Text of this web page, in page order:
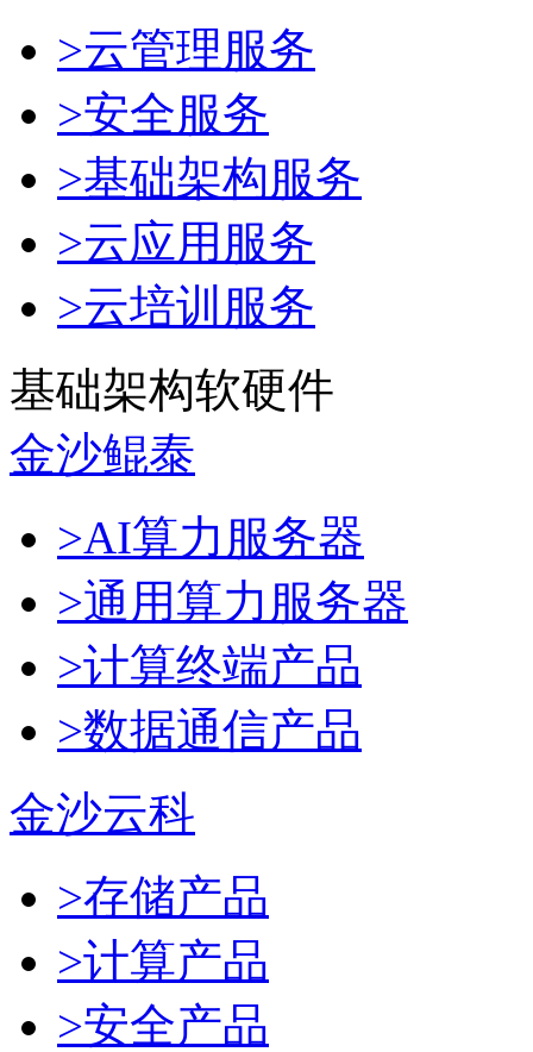
>云管理服务
>安全服务
>基础架构服务
>云应用服务
>云培训服务
基础架构软硬件
金沙鲲泰
>AI算力服务器
>通用算力服务器
>计算终端产品
>数据通信产品
金沙云科
>存储产品
>计算产品
>安全产品